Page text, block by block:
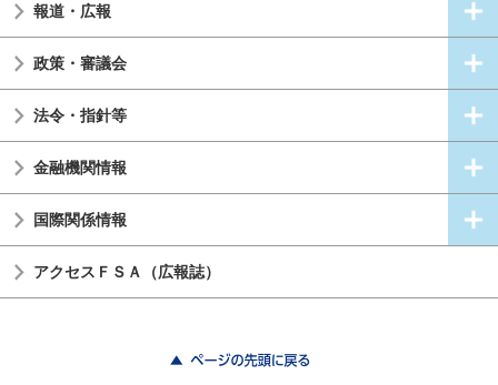
報道・広報
政策・審議会
法令・指針等
金融機関情報
国際関係情報
アクセスＦＳＡ（広報誌）